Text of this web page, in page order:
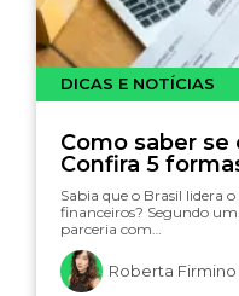
DICAS E NOTÍCIAS
Como saber
Confira 5
Sabia que o Brasil lidera
financeiros? Segundo
parceria com…
Roberta Firmino